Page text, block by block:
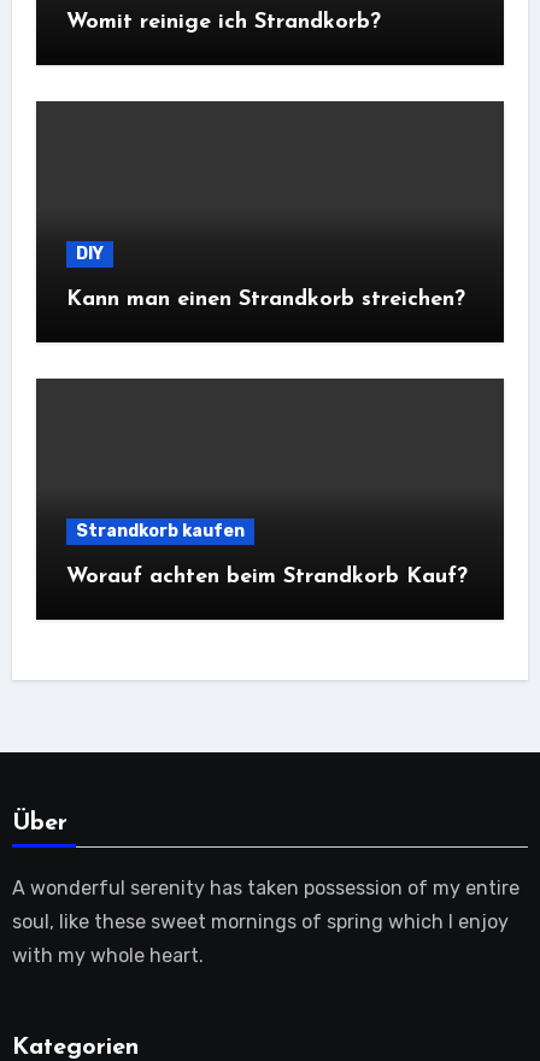
Womit reinige ich Strandkorb?
DIY
Kann man einen Strandkorb streichen?
Strandkorb kaufen
Worauf achten beim Strandkorb Kauf?
Über
A wonderful serenity has taken possession of my entire
soul, like these sweet mornings of spring which I enjoy
with my whole heart.
Kategorien